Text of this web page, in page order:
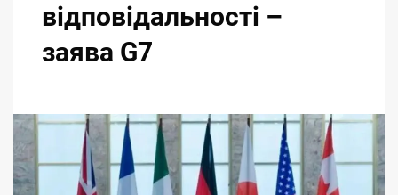
відповідальності –
заява G7